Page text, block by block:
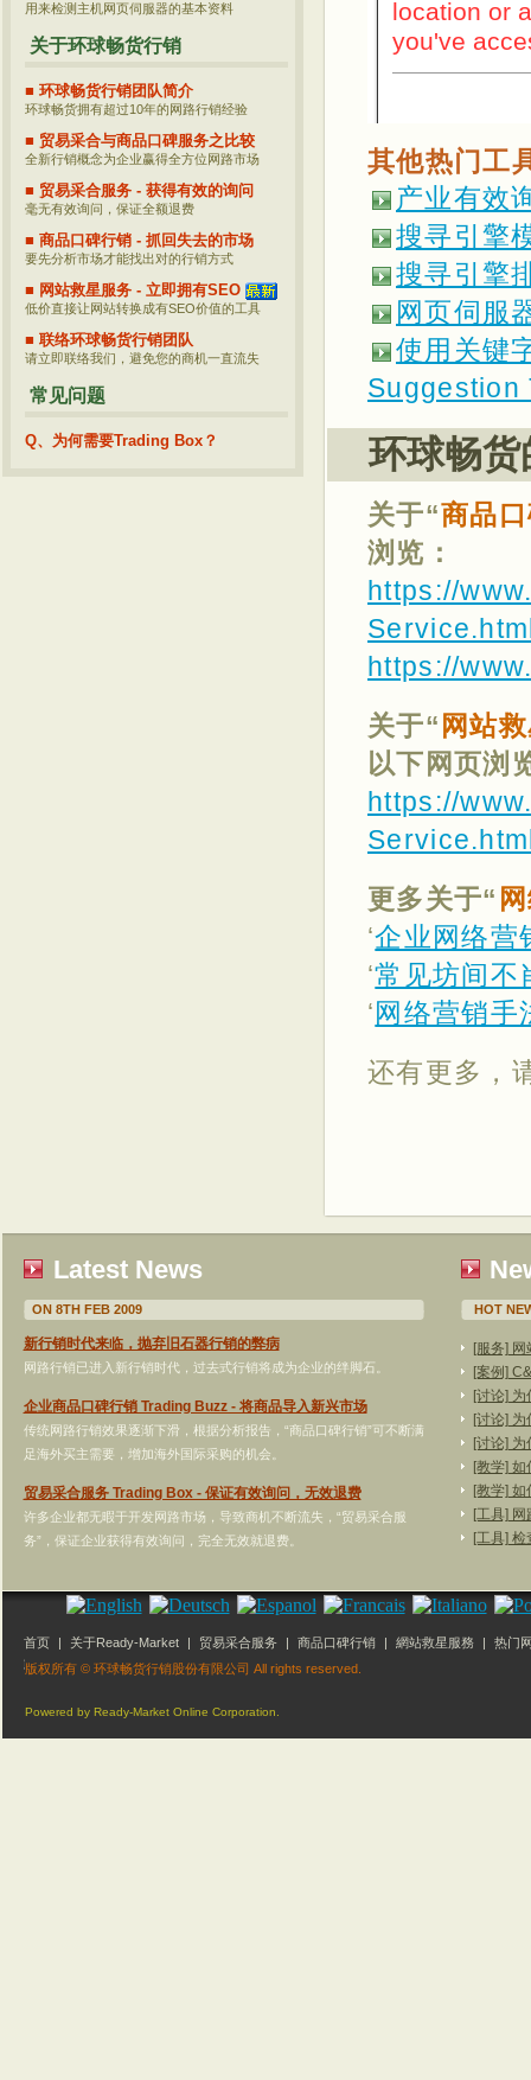
其他热门工
产业有效
搜寻引擎
搜寻引擎
网页伺服
使用关键
Suggestion
环球畅
关于“商品
浏览：
https://
https://
关于“ 网站
以下网页浏
https://
更多关于“
‘企业网络营
‘常见坊间不
‘网络营销手
还有更多，
用来检测主机网页伺服器的基本资料
关于环球畅货行销
■ 环球畅货行销团队简介
环球畅货拥有超过10年的网路行销经验
■ 贸易采合与商品口碑服务之比较
全新行销概念为企业赢得全方位网路市场
■ 贸易采合服务 - 获得有效的询问
毫无有效询问，保证全额退费
■ 商品口碑行销 - 抓回失去的市场
要先分析市场才能找出对的行销方式
■ 网站救星服务 - 立即拥有SEO
低价直接让网站转换成有SEO价值的工具
■ 联络环球畅货行销团队
请立即联络我们，避免您的商机一直流失
常见问题
Q、为何需要Trading Box？
Latest News
ON 8TH FEB 2009
新行销时代来临，抛弃旧石器行销的弊病
网路行销已进入新行销时代，过去式行销将成为企业的绊脚石。
企业商品口碑行销 Trading Buzz - 将商品导入新兴市场
传统网路行销效果逐渐下滑，根据分析报告，“商品口碑行销”可不断满
足海外买主需要，增加海外国际采购的机会。
贸易采合服务 Trading Box - 保证有效询问，无效退费
许多企业都无暇于开发网路市场，导致商机不断流失，“贸易采合服
务”，保证企业获得有效询问，完全无效就退费。
HOT
[服务]
[案例]
[讨论]
[讨论]
[讨论]
[教学]
[教学]
[工具]
[工具]
首页 | 关于Ready-Market | 贸易采合服务 | 商品口碑行销 | 網站救星服務 |
热门
联络我们 |
版权所有 © 环球畅货行销股份有限公司 All rights reserved.
Powered by Ready-Market Online Corporation.